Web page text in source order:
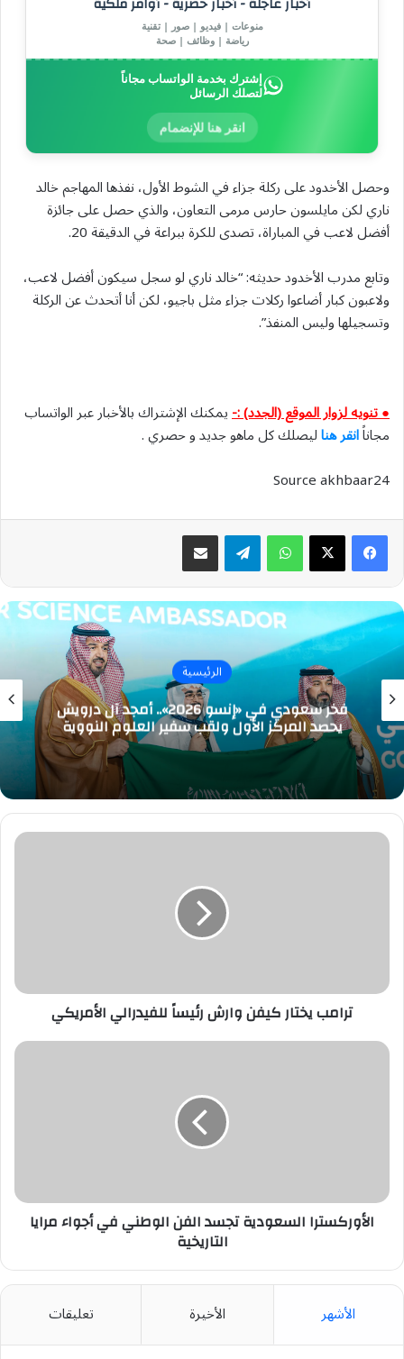
منوعات | فيديو | صور | تقنية
رياضة | وظائف | صحة
إشترك بخدمة الواتساب مجاناً
لتصلك الرسائل
انقر هنا للإنضمام
وحصل الأخدود على ركلة جزاء في الشوط الأول، نفذها المهاجم خالد ​
ناري لكن مايلسون حارس مرمى التعاون، والذي حصل ⁠على جائزة
أفضل لاعب في المباراة، تصدى للكرة ببراعة في الدقيقة 20.
وتابع مدرب الأخدود حديثه: “خالد ناري لو سجل سيكون أفضل لاعب،
ولاعبون كبار أضاعوا ركلات جزاء مثل باجيو، لكن أنا أتحدث عن الركلة
وتسجيلها وليس المنفذ”.
● تنويه لزوار الموقع (الجدد) :-يمكنك الإشتراك بالأخبار عبر الواتساب
مجاناًانقر هناليصلك كل ماهو جديد و حصري .
Source akhbaar24
واتسابتيلقرام مشاركة عبر البريد
الرئيسية
فخر سعودي في «إنسو 2026».. أمجد آل درويش
يحصد المركز الأول ولقب سفير العلوم النووية
ترامب
ترامب يختار كيفن وارش رئيساً للفيدرالي الأمريكي
الأوركسترا
التاريخية
الأوركسترا السعودية تجسد الفن الوطني في أجواء مرايا
التاريخية
الأشهر الأخيرة تعليقات